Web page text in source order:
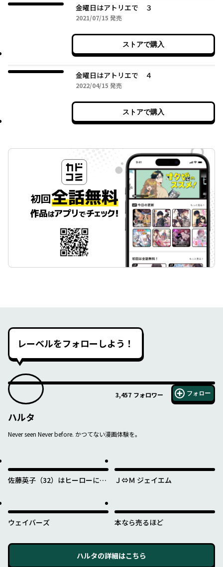
金曜日はアトリエで ３
2021/07/15 2021年07月15日
発売
ストアで購入
金曜日はアトリエで ４
2022/04/15 2022年04月15日
発売
ストアで購入
レーベルをフォローしよう！
3,457 フォロワー フォロー
ハルタ
Never seen Never before. かつてない漫画体験を。
佐藤英子（32）はヒーローにな
Ｊ⇔Ｍ ジェイエム
ウェイバーズ 本なら売るほど
ハルタの詳細はこちら